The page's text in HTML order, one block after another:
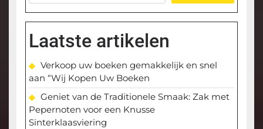
Laatste artikelen
Verkoop uw boeken gemakkelijk en snel
aan “Wij Kopen Uw Boeken
Geniet van de Traditionele Smaak: Zak met
Pepernoten voor een Knusse
Sinterklaasviering